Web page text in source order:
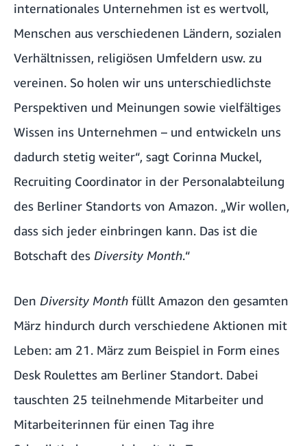
internationales Unternehmen ist es wertvoll,
Menschen aus verschiedenen Ländern, sozialen
Verhältnissen, religiösen Umfeldern usw. zu
vereinen. So holen wir uns unterschiedlichste
Perspektiven und Meinungen sowie vielfältiges
Wissen ins Unternehmen – und entwickeln uns
dadurch stetig weiter“, sagt Corinna Muckel,
Recruiting Coordinator in der Personalabteilung
des Berliner Standorts von Amazon. „Wir wollen,
dass sich jeder einbringen kann. Das ist die
Botschaft des Diversity Month.“
Den Diversity Month füllt Amazon den gesamten
März hindurch durch verschiedene Aktionen mit
Leben: am 21. März zum Beispiel in Form eines
Desk Roulettes am Berliner Standort. Dabei
tauschten 25 teilnehmende Mitarbeiter und
Mitarbeiterinnen für einen Tag ihre